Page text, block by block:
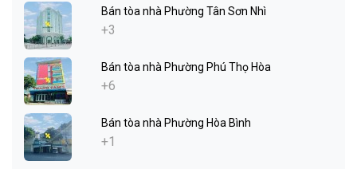
Bán tòa nhà Phường Tân Sơn Nhì
+3
Bán tòa nhà Phường Phú Thọ Hòa
+6
Bán tòa nhà Phường Hòa Bình
+1